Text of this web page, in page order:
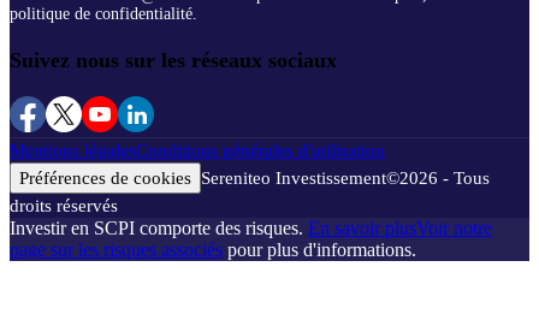
politique de confidentialité.
Suivez nous sur les réseaux sociaux
Mentions légalesConditions générales d'utilisation
Préférences de cookies Sereniteo Investissement©2026 - Tous
droits réservés
Investir en SCPI comporte des risques. En savoir plusVoir notre
page sur les risques associés pour plus d'informations.